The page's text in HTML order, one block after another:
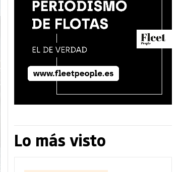
Lo más visto